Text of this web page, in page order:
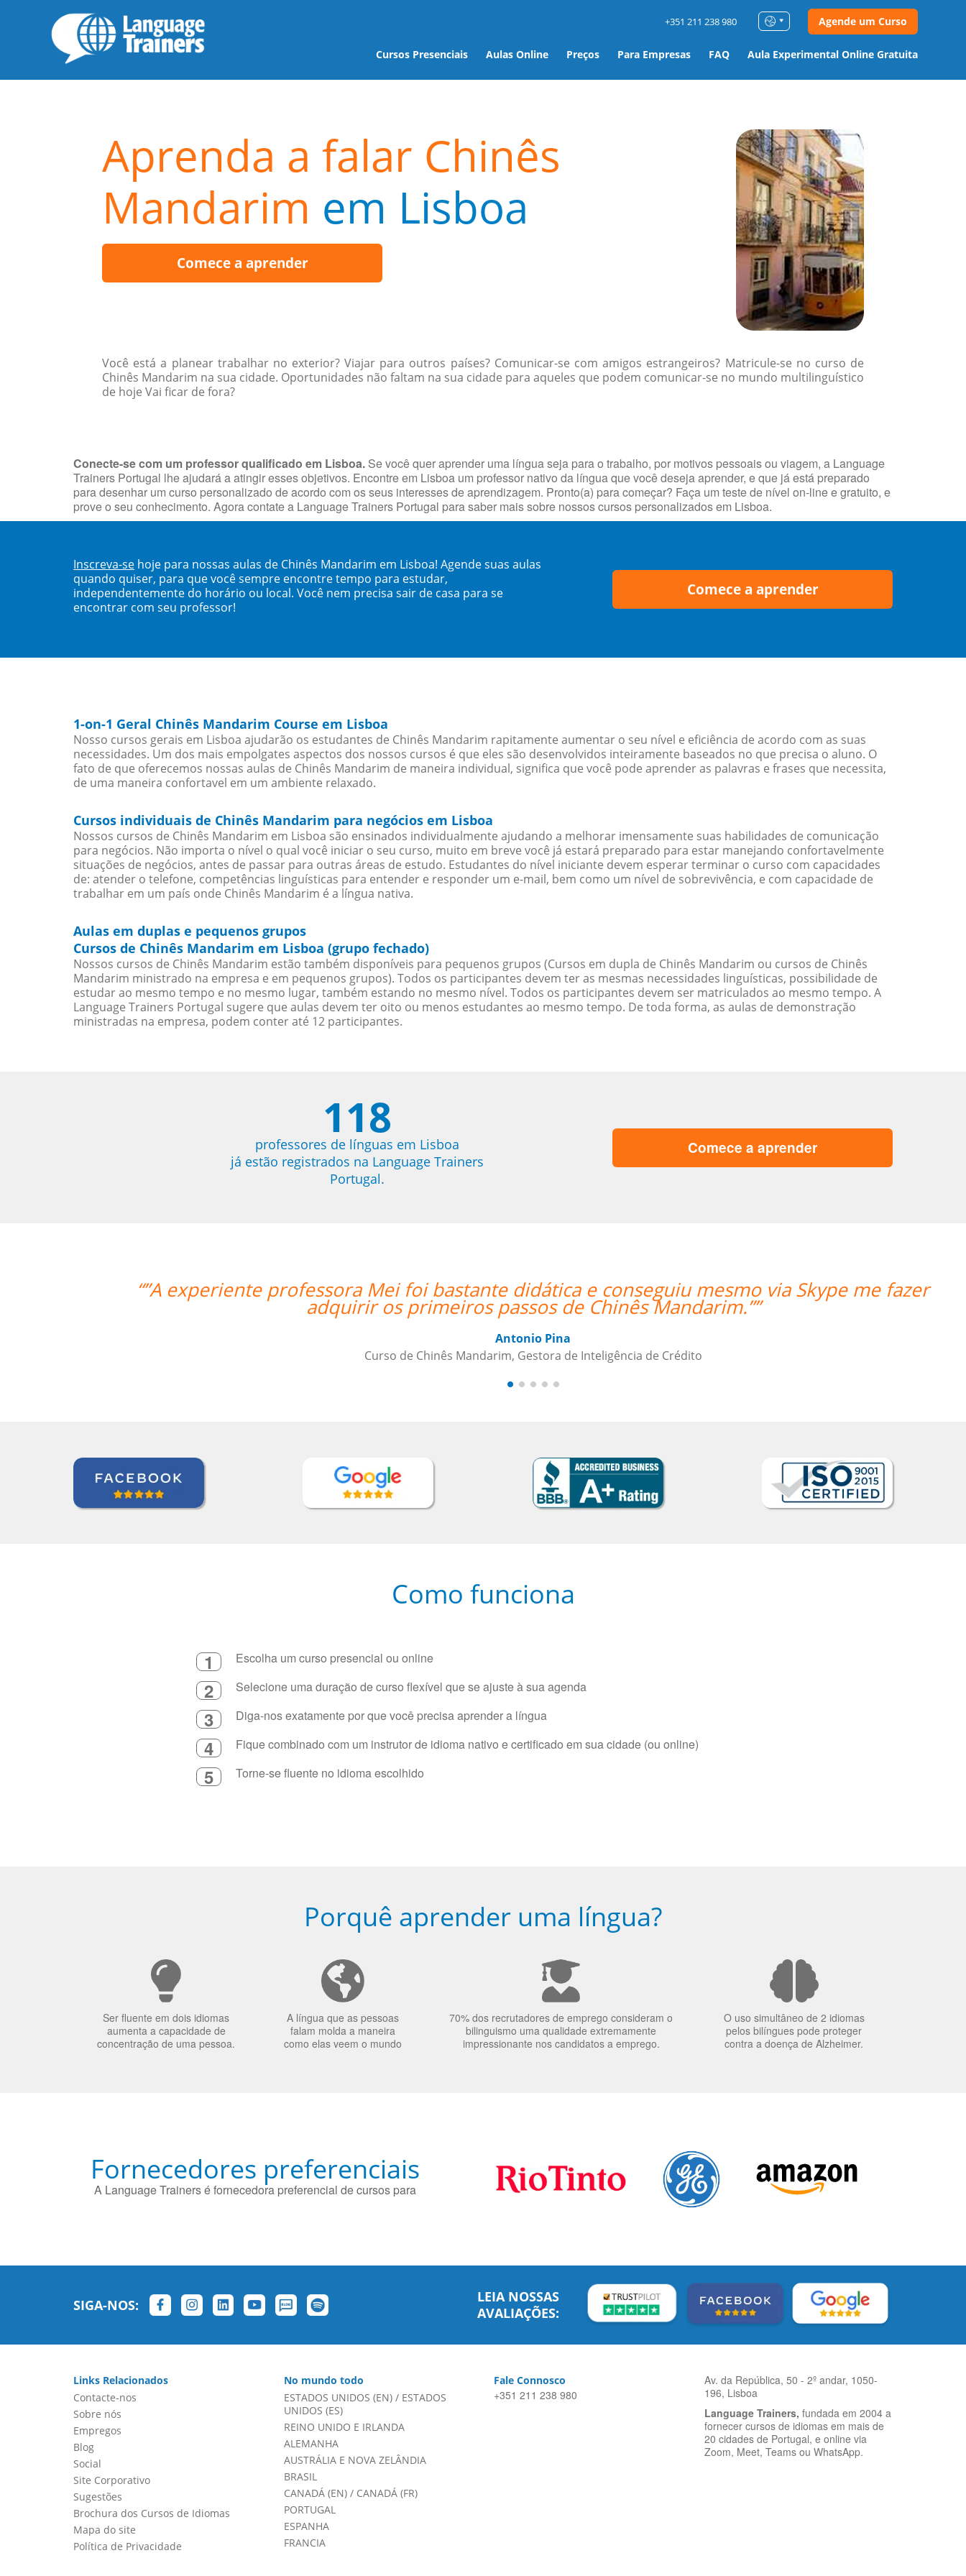
Cursos Presenciais Aulas Online Preços Para Empresas FAQ Aula Experimental Online Gratuita
+351 211 238 980 Agende um Curso
Aprenda a falar Chinês
Mandarim em Lisboa
Comece a aprender
Você está a planear trabalhar no exterior? Viajar para outros países? Comunicar-se com amigos estrangeiros? Matricule-se no curso de
Chinês Mandarim na sua cidade. Oportunidades não faltam na sua cidade para aqueles que podem comunicar-se no mundo multilinguístico
de hoje Vai ficar de fora?
Conecte-se com um professor qualificado em Lisboa. Se você quer aprender uma língua seja para o trabalho, por motivos pessoais ou viagem, a Language
Trainers Portugal lhe ajudará a atingir esses objetivos. Encontre em Lisboa um professor nativo da língua que você deseja aprender, e que já está preparado
para desenhar um curso personalizado de acordo com os seus interesses de aprendizagem. Pronto(a) para começar? Faça um teste de nível on-line e gratuito, e
prove o seu conhecimento. Agora contate a Language Trainers Portugal para saber mais sobre nossos cursos personalizados em Lisboa.
Inscreva-se hoje para nossas aulas de Chinês Mandarim em Lisboa! Agende suas aulas
quando quiser, para que você sempre encontre tempo para estudar,
independentemente do horário ou local. Você nem precisa sair de casa para se
encontrar com seu professor!
Comece a aprender
1-on-1 Geral Chinês Mandarim Course em Lisboa
Nosso cursos gerais em Lisboa ajudarão os estudantes de Chinês Mandarim rapitamente aumentar o seu nível e eficiência de acordo com as suas
necessidades. Um dos mais empolgates aspectos dos nossos cursos é que eles são desenvolvidos inteiramente baseados no que precisa o aluno. O
fato de que oferecemos nossas aulas de Chinês Mandarim de maneira individual, significa que você pode aprender as palavras e frases que necessita,
de uma maneira confortavel em um ambiente relaxado.
Cursos individuais de Chinês Mandarim para negócios em Lisboa
Nossos cursos de Chinês Mandarim em Lisboa são ensinados individualmente ajudando a melhorar imensamente suas habilidades de comunicação
para negócios. Não importa o nível o qual você iniciar o seu curso, muito em breve você já estará preparado para estar manejando confortavelmente
situações de negócios, antes de passar para outras áreas de estudo. Estudantes do nível iniciante devem esperar terminar o curso com capacidades
de: atender o telefone, competências linguísticas para entender e responder um e-mail, bem como um nível de sobrevivência, e com capacidade de
trabalhar em um país onde Chinês Mandarim é a língua nativa.
Aulas em duplas e pequenos grupos
Cursos de Chinês Mandarim em Lisboa (grupo fechado)
Nossos cursos de Chinês Mandarim estão também disponíveis para pequenos grupos (Cursos em dupla de Chinês Mandarim ou cursos de Chinês
Mandarim ministrado na empresa e em pequenos grupos). Todos os participantes devem ter as mesmas necessidades linguísticas, possibilidade de
estudar ao mesmo tempo e no mesmo lugar, também estando no mesmo nível. Todos os participantes devem ser matriculados ao mesmo tempo. A
Language Trainers Portugal sugere que aulas devem ter oito ou menos estudantes ao mesmo tempo. De toda forma, as aulas de demonstração
ministradas na empresa, podem conter até 12 participantes.
118
professores de línguas em Lisboa
já estão registrados na Language Trainers
Portugal.
Comece a aprender
“”A experiente professora Mei foi bastante didática e conseguiu mesmo via Skype me fazer
adquirir os primeiros passos de Chinês Mandarim.””
Antonio Pina
Curso de Chinês Mandarim, Gestora de Inteligência de Crédito
Como funciona
1 Escolha um curso presencial ou online
2 Selecione uma duração de curso flexível que se ajuste à sua agenda
3 Diga-nos exatamente por que você precisa aprender a língua
4 Fique combinado com um instrutor de idioma nativo e certificado em sua cidade (ou online)
5 Torne-se fluente no idioma escolhido
Porquê aprender uma língua?
Ser fluente em dois idiomas
aumenta a capacidade de
concentração de uma pessoa.
A língua que as pessoas
falam molda a maneira
como elas veem o mundo
70% dos recrutadores de emprego consideram o
bilinguismo uma qualidade extremamente
impressionante nos candidatos a emprego.
O uso simultâneo de 2 idiomas
pelos bilíngues pode proteger
contra a doença de Alzheimer.
Fornecedores preferenciais
A Language Trainers é fornecedora preferencial de cursos para
SIGA-NOS:
LEIA NOSSAS
AVALIAÇÕES:
Links Relacionados
Contacte-nos
Sobre nós
Empregos
Blog
Social
Site Corporativo
Sugestões
Brochura dos Cursos de Idiomas
Mapa do site
Política de Privacidade
No mundo todo
ESTADOS UNIDOS (EN)/ ESTADOS
UNIDOS (ES)
REINO UNIDO E IRLANDA
ALEMANHA
AUSTRÁLIA E NOVA ZELÂNDIA
BRASIL
CANADÁ (EN)/ CANADÁ (FR)
PORTUGAL
ESPANHA
FRANCIA
Fale Connosco
+351 211 238 980
Av. da República, 50 - 2º andar, 1050-
196, Lisboa
Language Trainers, fundada em 2004 a
fornecer cursos de idiomas em mais de
20 cidades de Portugal, e online via
Zoom, Meet, Teams ou WhatsApp.